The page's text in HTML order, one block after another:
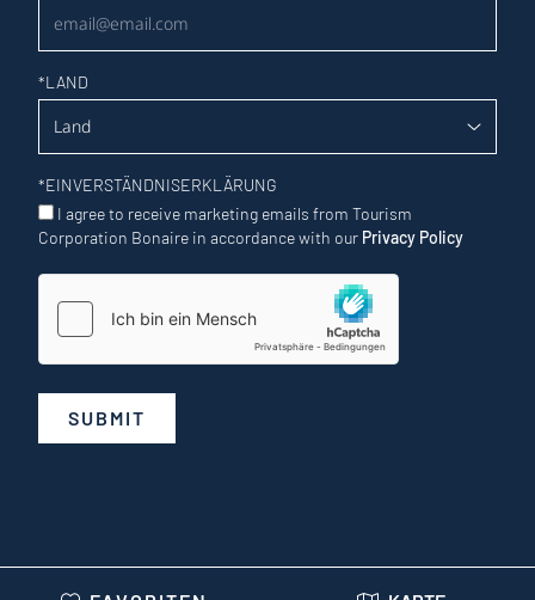
*LAND
*EINVERSTÄNDNISERKLÄRUNG
I agree to receive marketing emails from Tourism
Corporation Bonaire in accordance with our Privacy Policy
SUBMIT